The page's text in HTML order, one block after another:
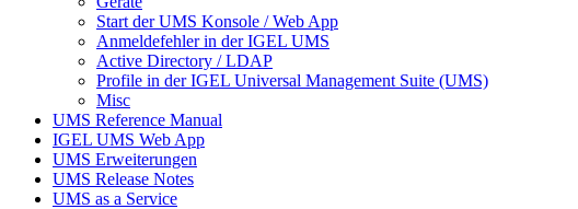
Start der UMS Konsole / Web App
Anmeldefehler in der IGEL UMS
Active Directory / LDAP
Profile in der IGEL Universal Management Suite (UMS)
Misc
UMS Reference Manual
IGEL UMS Web App
UMS Erweiterungen
UMS Release Notes
UMS as a Service